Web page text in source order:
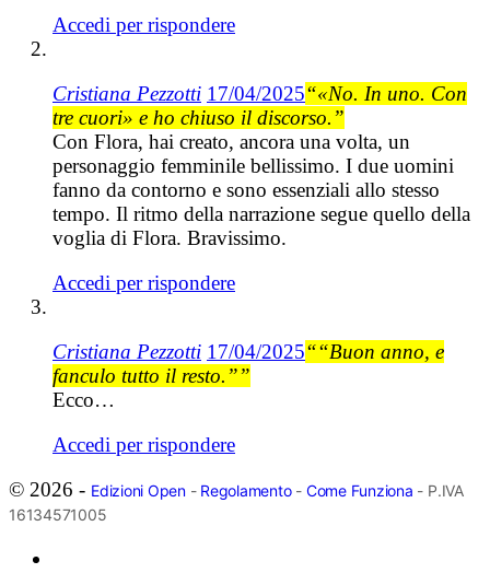
Accedi per rispondere
Cristiana Pezzotti 17/04/2025“«No. In uno. Con
tre cuori» e ho chiuso il discorso.”
Con Flora, hai creato, ancora una volta, un
personaggio femminile bellissimo. I due uomini
fanno da contorno e sono essenziali allo stesso
tempo. Il ritmo della narrazione segue quello della
voglia di Flora. Bravissimo.
Accedi per rispondere
Cristiana Pezzotti 17/04/2025““Buon anno, e
fanculo tutto il resto.””
Ecco…
Accedi per rispondere
© 2026 - Edizioni Open- Regolamento- Come Funziona - P.IVA
16134571005